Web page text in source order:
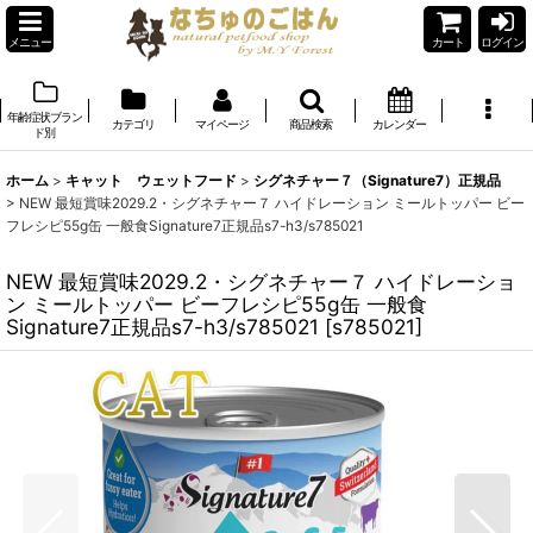
メニュー カート ログイン
年齢症状ブラン
ド別
カテゴリ マイページ 商品検索 カレンダー
ホーム > キャット ウェットフード > シグネチャー７（Signature7）正規品
> NEW 最短賞味2029.2・シグネチャー７ ハイドレーション ミールトッパー ビー
フレシピ55g缶 一般食Signature7正規品s7-h3/s785021
NEW 最短賞味2029.2・シグネチャー７ ハイドレーショ
ン ミールトッパー ビーフレシピ55g缶 一般食
Signature7正規品s7-h3/s785021 [s785021]